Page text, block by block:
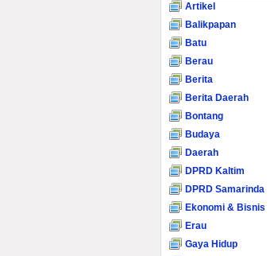
Artikel
Balikpapan
Batu
Berau
Berita
Berita Daerah
Bontang
Budaya
Daerah
DPRD Kaltim
DPRD Samarinda
Ekonomi & Bisnis
Erau
Gaya Hidup